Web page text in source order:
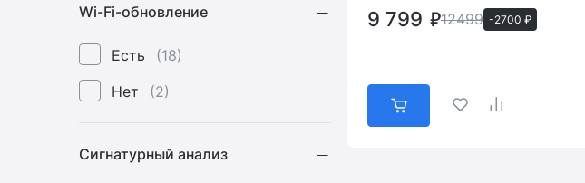
Wi-Fi-обновление
Есть
(18)
Нет
(2)
Сигнатурный анализ
9 799 12499 -2700 ₽